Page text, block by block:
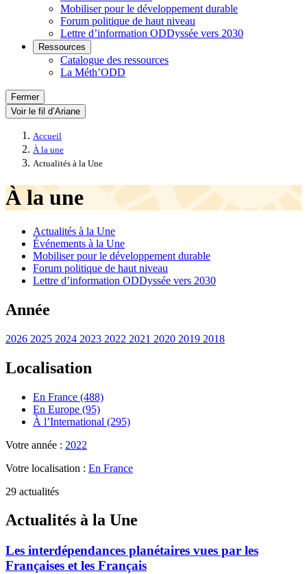
Mobiliser pour le développement durable
Forum politique de haut niveau
Lettre d’information ODDyssée vers 2030
Ressources
Catalogue des ressources
La Méth’ODD
Fermer
Voir le fil d’Ariane
Accueil
À la une
Actualités à la Une
À la une
Actualités à la Une
Événements à la Une
Mobiliser pour le développement durable
Forum politique de haut niveau
Lettre d’information ODDyssée vers 2030
Année
2026 2025 2024 2023 2022 2021 2020 2019 2018
Localisation
En France (488)
En Europe (95)
À l’International (295)
Votre année : 2022
Votre localisation : En France
29 actualités
Actualités à la Une
Les interdépendances planétaires vues par les
Françaises et les Français